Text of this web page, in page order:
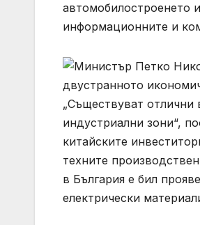
автомобилостроенето
информационните и
„Съществуват отлични
индустриални зони“,
китайските
техните
в България е бил
електрически